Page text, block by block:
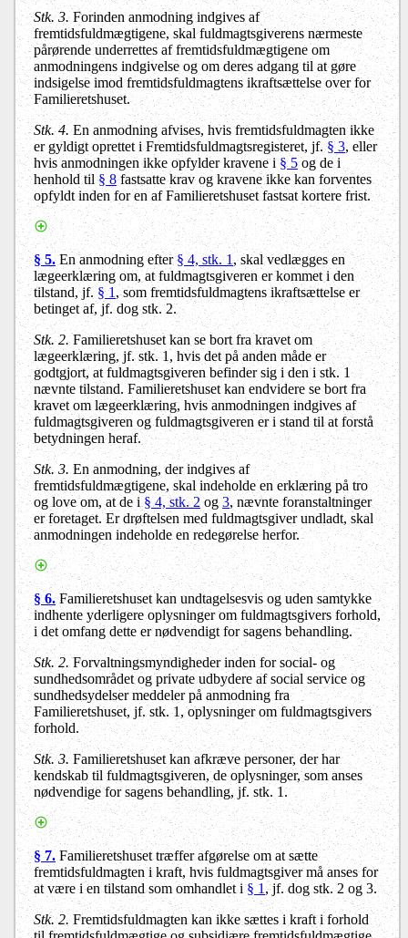
Stk. 3.Forinden anmodning indgives af
fremtidsfuldmægtigene, skal fuldmagtsgiverens nærmeste
pårørende underrettes af fremtidsfuldmægtigene om
anmodningens indgivelse og om deres adgang til at gøre
indsigelse imod fremtidsfuldmagtens ikraftsættelse over for
Familieretshuset.
Stk. 4. En anmodning afvises, hvis fremtidsfuldmagten ikke
er gyldigt oprettet i Fremtidsfuldmagtsregisteret, jf.§ 3, eller
hvis anmodningen ikke opfylder kravene i § 5og de i
henhold til§ 8fastsatte krav og kravene ikke kan forventes
opfyldt inden for en af Familieretshuset fastsat kortere frist.
§ 5.En anmodning efter§ 4, stk. 1, skal vedlægges en
lægeerklæring om, at fuldmagtsgiveren er kommet i den
tilstand, jf. § 1, som fremtidsfuldmagtens ikraftsættelse er
betinget af, jf. dog stk. 2.
Stk. 2.Familieretshuset kan se bort fra kravet om
lægeerklæring, jf. stk. 1, hvis det på anden måde er
godtgjort, at fuldmagtsgiveren befinder sig i den i stk. 1
nævnte tilstand. Familieretshuset kan endvidere se bort fra
kravet om lægeerklæring, hvis anmodningen indgives af
fuldmagtsgiveren og fuldmagtsgiveren er i stand til at forstå
betydningen heraf.
Stk. 3. En anmodning, der indgives af
fremtidsfuldmægtigene, skal indeholde en erklæring på tro
og love om, at de i § 4, stk. 2og 3, nævnte foranstaltninger
er foretaget. Er drøftelsen med fuldmagtsgiver undladt, skal
anmodningen indeholde en redegørelse herfor.
§ 6.Familieretshuset kan undtagelsesvis og uden samtykke
indhente yderligere oplysninger om fuldmagtsgivers forhold,
i det omfang dette er nødvendigt for sagens behandling.
Stk. 2.Forvaltningsmyndigheder inden for social- og
sundhedsområdet og private udbydere af social service og
sundhedsydelser meddeler på anmodning fra
Familieretshuset, jf. stk. 1, oplysninger om fuldmagtsgivers
forhold.
Stk. 3.Familieretshuset kan afkræve personer, der har
kendskab til fuldmagtsgiveren, de oplysninger, som anses
nødvendige for sagens behandling, jf. stk. 1.
§ 7. Familieretshuset træffer afgørelse om at sætte
fremtidsfuldmagten i kraft, hvis fuldmagtsgiver må anses for
at være i en tilstand som omhandlet i§ 1 , jf. dog stk. 2 og 3.
Stk. 2.Fremtidsfuldmagten kan ikke sættes i kraft i forhold